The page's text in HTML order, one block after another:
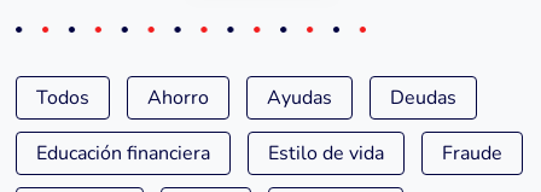
Todos Ahorro Ayudas Deudas
Educación financiera Estilo de vida Fraude